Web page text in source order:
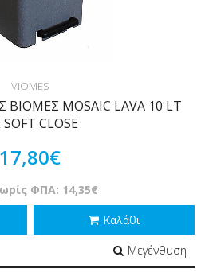
VIOMES
MOSAIC LAVA 10 LT
CLOSE
17,80€
ΦΠΑ: 14,35€
Καλάθι
Μεγένθυση